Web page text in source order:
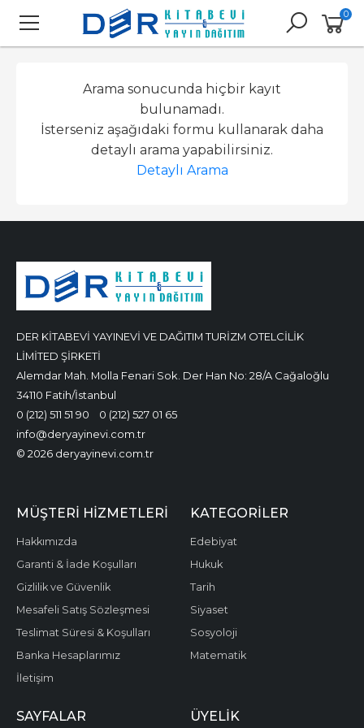
0
Arama sonucunda hiçbir kayıt
bulunamadı.
İsterseniz aşağıdaki formu kullanarak daha
detaylı arama yapabilirsiniz.
Detaylı Arama
DER KİTABEVİ YAYINEVİ VE DAĞITIM TURİZM OTELCİLİK
LİMİTED ŞİRKETİ
Alemdar Mah. Molla Fenari Sok. Der Han No: 28/A Cağaloğlu
34110 Fatih/İstanbul
0 (212) 511 51 90
0 (212) 527 01 65
info@deryayinevi.com.tr
© 2026 deryayinevi.com.tr
MÜŞTERI HIZMETLERI
Hakkımızda
Garanti & İade Koşulları
Gizlilik ve Güvenlik
Mesafeli Satış Sözleşmesi
Teslimat Süresi & Koşulları
Banka Hesaplarımız
İletişim
KATEGORILER
Edebiyat
Hukuk
Tarih
Siyaset
Sosyoloji
Matematik
SAYFALAR ÜYELIK